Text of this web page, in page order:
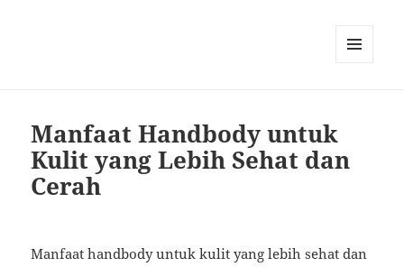
Manfaat Handbody untuk
Kulit yang Lebih Sehat dan
Cerah
Manfaat handbody untuk kulit yang lebih sehat dan